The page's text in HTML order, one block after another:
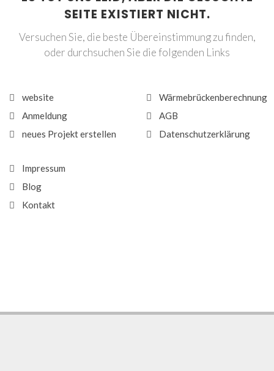
SEITE EXISTIERT NICHT.
Versuchen Sie, die beste Übereinstimmung zu finden,
oder durchsuchen Sie die folgenden Links
website
Anmeldung
neues Projekt erstellen
Wärmebrückenberechnung
AGB
Datenschutzerklärung
Impressum
Blog
Kontakt